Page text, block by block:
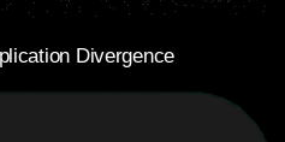
Divergence